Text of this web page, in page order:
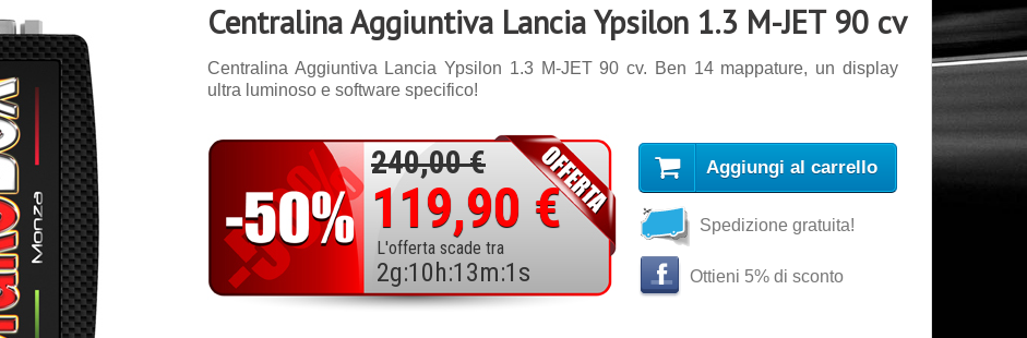
Centralina Aggiuntiva Lancia Ypsilon 1.3 M-JET 90 cv
Centralina Aggiuntiva Lancia Ypsilon 1.3 M-JET 90 cv. Ben 14 mappature, un display
ultra luminoso e software specifico!
240,00 €
119,90 €
L'offerta scade tra
2g:10 h:12m:59
Aggiungi al carrello
Spedizione gratuita!
Ottieni 5% di sconto